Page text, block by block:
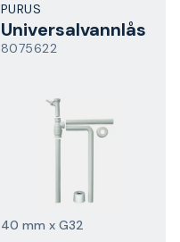
PURUS
Universalvannlås
8075622
40 mm x G32